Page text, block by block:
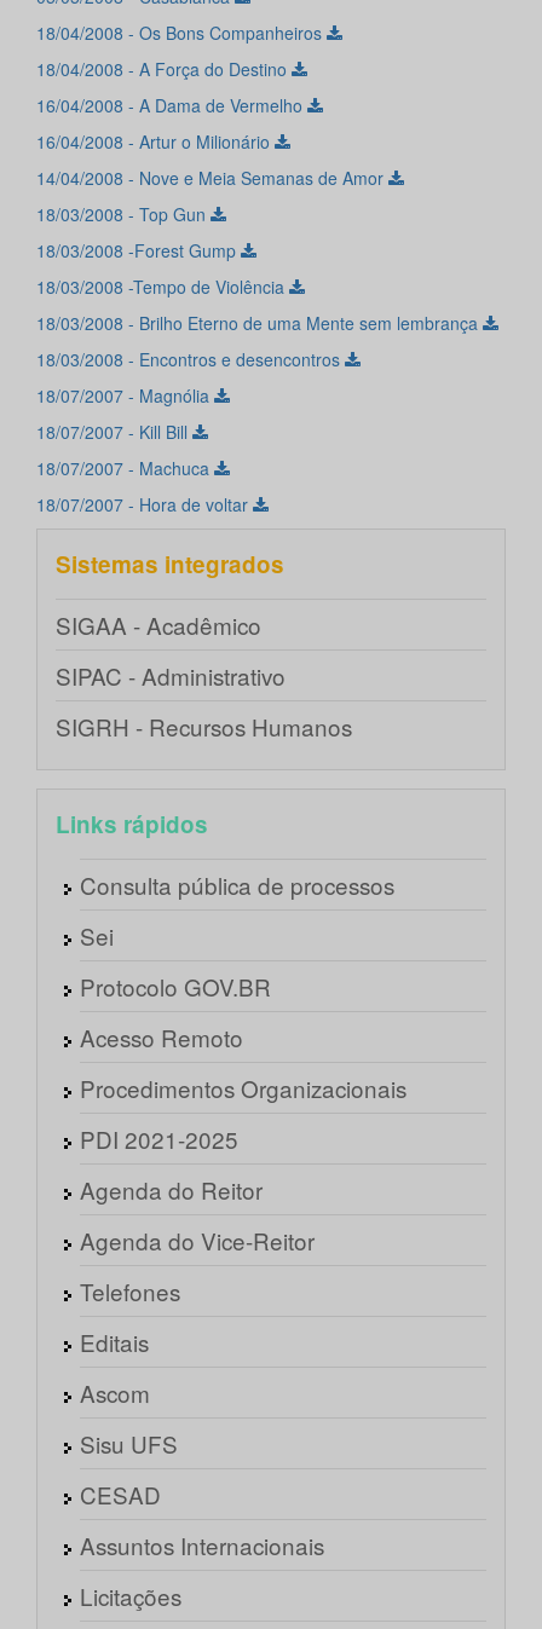
18/04/2008 - Os Bons Companheiros
18/04/2008 - A Força do Destino
16/04/2008 - A Dama de Vermelho
16/04/2008 - Artur o Milionário
14/04/2008 - Nove e Meia Semanas de Amor
18/03/2008 - Top Gun
18/03/2008 -Forest Gump
18/03/2008 -Tempo de Violência
18/03/2008 - Brilho Eterno de uma Mente sem lembrança
18/03/2008 - Encontros e desencontros
18/07/2007 - Magnólia
18/07/2007 - Kill Bill
18/07/2007 - Machuca
18/07/2007 - Hora de voltar
Sistemas integrados
SIGAA - Acadêmico
SIPAC - Administrativo
SIGRH - Recursos Humanos
Links rápidos
Consulta pública de processos
Sei
Protocolo GOV.BR
Acesso Remoto
Procedimentos Organizacionais
PDI 2021-2025
Agenda do Reitor
Agenda do Vice-Reitor
Telefones
Editais
Ascom
Sisu UFS
CESAD
Assuntos Internacionais
Licitações